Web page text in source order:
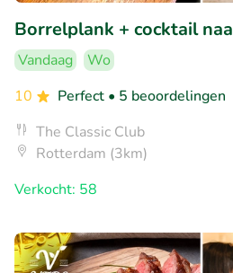
Borrelplank + cocktail
Vandaag
Wo
10
Perfect • 5 beoordelingen
The Classic Club
Rotterdam (3km)
Verkocht: 58